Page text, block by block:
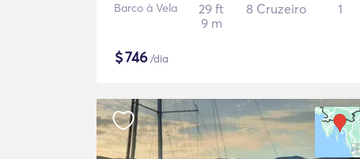
Barco à Vela
29 ft
9 m
8 Cruzeiro 1
$746/dia